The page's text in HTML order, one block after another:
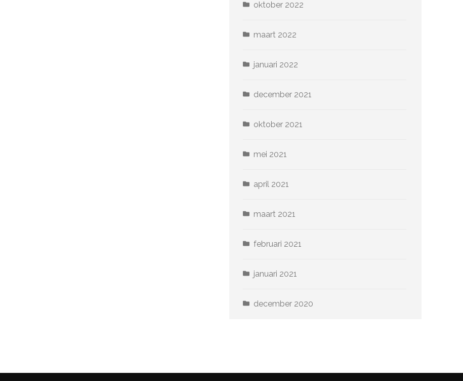
oktober 2022
maart 2022
januari 2022
december 2021
oktober 2021
mei 2021
april 2021
maart 2021
februari 2021
januari 2021
december 2020